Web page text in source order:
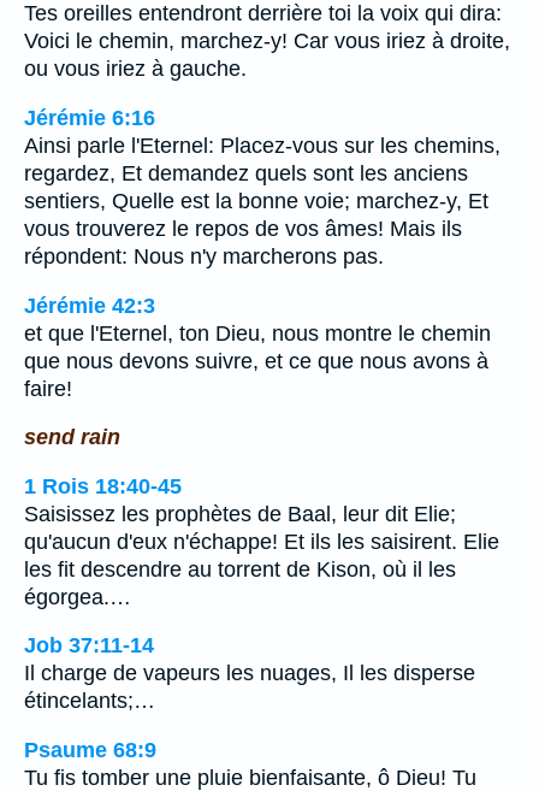
Tes oreilles entendront derrière toi la voix qui dira:
Voici le chemin, marchez-y! Car vous iriez à droite,
ou vous iriez à gauche.
Jérémie 6:16
Ainsi parle l'Eternel: Placez-vous sur les chemins,
regardez, Et demandez quels sont les anciens
sentiers, Quelle est la bonne voie; marchez-y, Et
vous trouverez le repos de vos âmes! Mais ils
répondent: Nous n'y marcherons pas.
Jérémie 42:3
et que l'Eternel, ton Dieu, nous montre le chemin
que nous devons suivre, et ce que nous avons à
faire!
send rain
1 Rois 18:40-45
Saisissez les prophètes de Baal, leur dit Elie;
qu'aucun d'eux n'échappe! Et ils les saisirent. Elie
les fit descendre au torrent de Kison, où il les
égorgea.…
Job 37:11-14
Il charge de vapeurs les nuages, Il les disperse
étincelants;…
Psaume 68:9
Tu fis tomber une pluie bienfaisante, ô Dieu! Tu